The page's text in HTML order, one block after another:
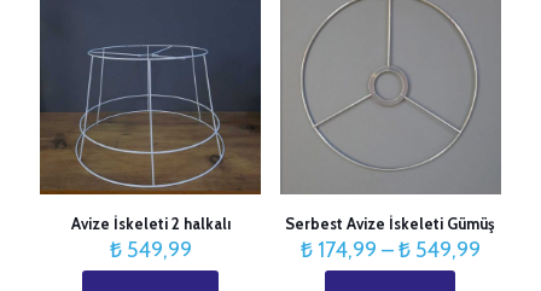
1/5
yıldız
2/5
yıldız
yıldız
4/5
5/5
yıldız
Avize İskeleti 2 halkalı
₺549,99
Serbest Avize İskeleti Gümüş
₺174,99 –₺549,99Fiyat